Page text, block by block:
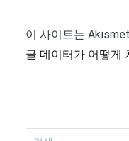
이 사이트는
글 데이터가 어떻게